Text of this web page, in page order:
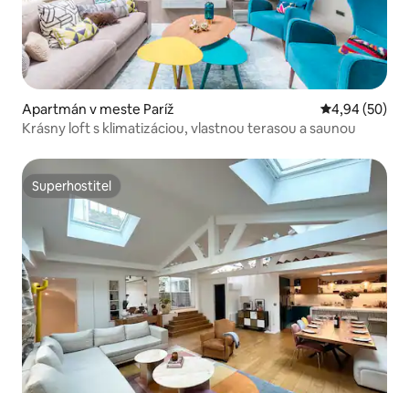
Apartmán v meste Paríž Priemerné
4,94 (50)
Krásny loft s klimatizáciou, vlastnou terasou a saunou
Superhostiteľ
Superhostiteľ